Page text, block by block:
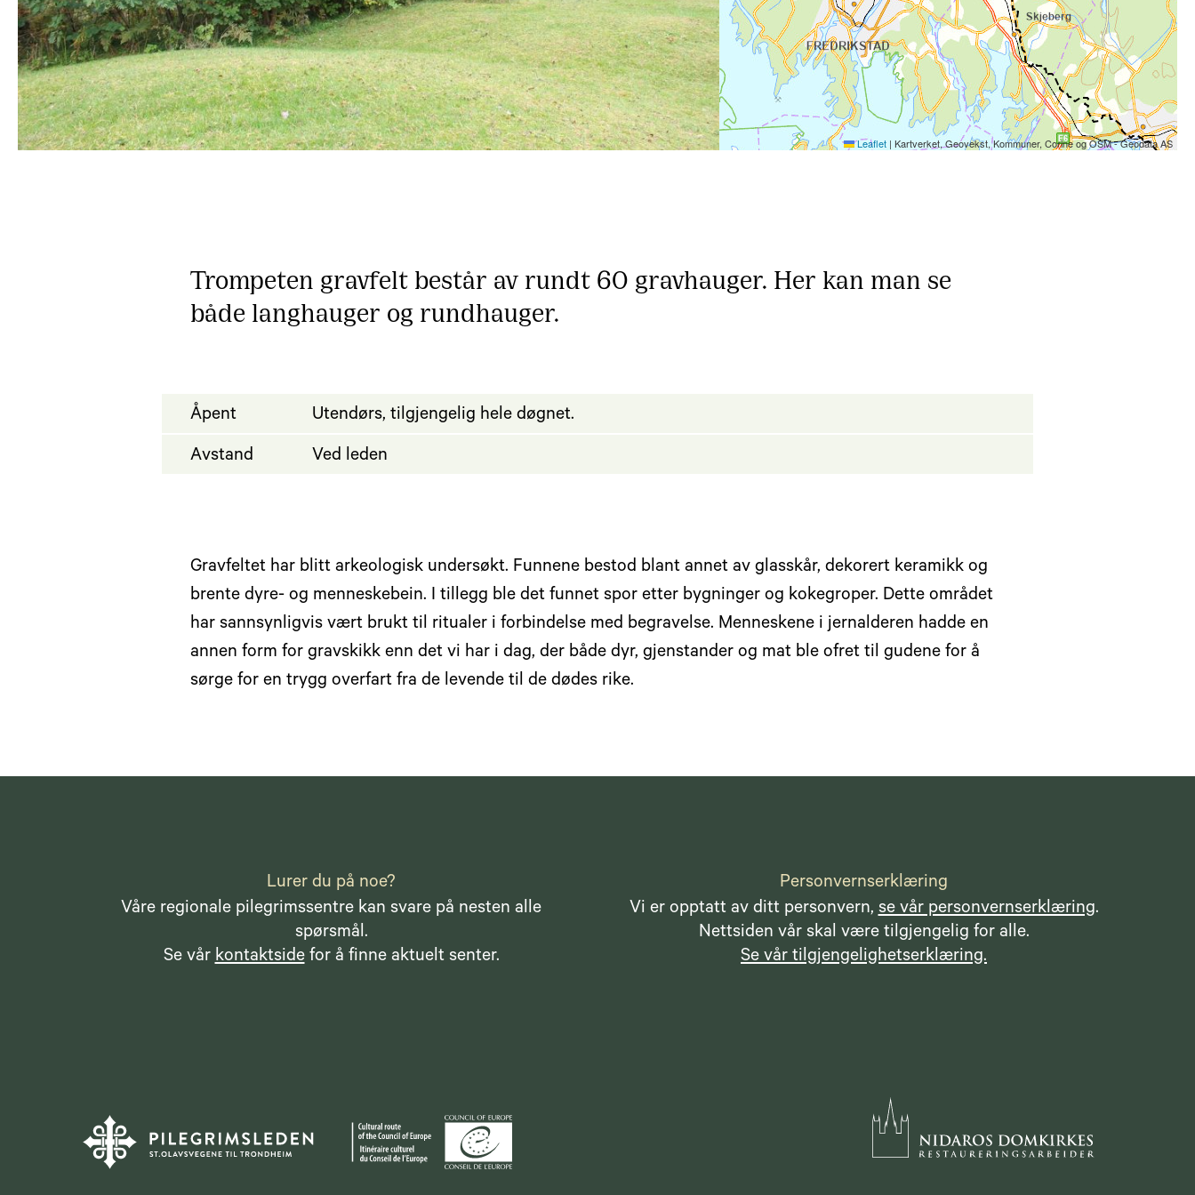
Leaflet | Kartverket, Geovekst, Kommuner, Corine og OSM - Geodata AS
Trompeten gravfelt består av rundt 60 gravhauger. Her kan man se
både langhauger og rundhauger.
Åpent Utendørs, tilgjengelig hele døgnet.
Avstand Ved leden
Gravfeltet har blitt arkeologisk undersøkt. Funnene bestod blant annet av glasskår, dekorert keramikk og
brente dyre- og menneskebein. I tillegg ble det funnet spor etter bygninger og kokegroper. Dette området
har sannsynligvis vært brukt til ritualer i forbindelse med begravelse. Menneskene i jernalderen hadde en
annen form for gravskikk enn det vi har i dag, der både dyr, gjenstander og mat ble ofret til gudene for å
sørge for en trygg overfart fra de levende til de dødes rike.
Lurer du på noe?
Våre regionale pilegrimssentre kan svare på nesten alle
spørsmål.
Se vårkontaktsidefor å finne aktuelt senter.
Personvernserklæring
Vi er opptatt av ditt personvern,se vår personvernserklæring.
Nettsiden vår skal være tilgjengelig for alle.
Se vår tilgjengelighetserklæring.